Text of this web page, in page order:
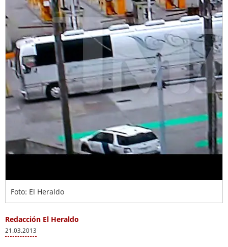
Foto: El Heraldo
Redacción El Heraldo
21.03.2013